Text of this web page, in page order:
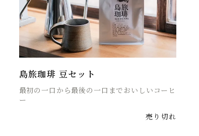
島旅珈琲 豆セット
最初の一口から最後の一口までおいしいコーヒ
ー
売り切れ